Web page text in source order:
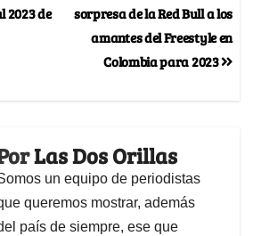
sorpresa de la Red Bull a los
amantes del Freestyle en
Colombia para 2023
2023 de
Las Dos Orillas
un equipo de periodistas
queremos mostrar, además
país de siempre, ese que